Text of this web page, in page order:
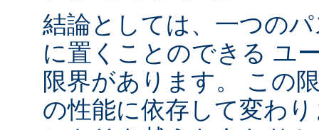
結論としては、一つの
に置くことのできる ユ
限界があります。 この
の性能に依存して変わ